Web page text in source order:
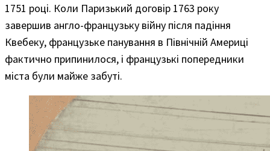
1751 році. Коли Паризький договір 1763 року
завершив англо-французьку війну після падіння
Квебеку, французьке панування в Північній Америці
фактично припинилося, і французькі попередники
міста були майже забуті.